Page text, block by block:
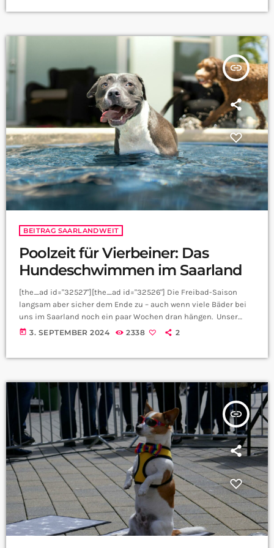
insert_link
BEITRAG SAARLANDWEIT
Poolzeit für Vierbeiner: Das
Hundeschwimmen im Saarland
[the_ad id="32527"][the_ad id="32526"] Die Freibad-Saison
langsam aber sicher dem Ende zu – auch wenn viele Bäder bei
uns im Saarland noch ein paar Wochen dran hängen. Unser
Leid ist unser Hunde Freud', denn damit fängt für unsere
today 3. SEPTEMBER 2024 2338 2
insert_link